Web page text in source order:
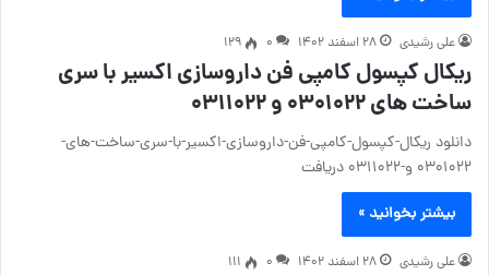
علی رشیدی ۲۸ اسفند ۱۴۰۲ ۰ 129
ریکال کپسول کامپی فن داروسازی اکسیر با سری
ساخت های ۰۳۰۱۰۲۲ و ۰۳۱۱۰۲۲
دانلود ریکال-کپسول-کامپی-فن-داروسازی-اکسیر-با-سری-ساخت-های-
۰۳۰۱۰۲۲ و-۰۳۱۱۰۲۲ دریافت
بیشتر بخوانید »
علی رشیدی ۲۸ اسفند ۱۴۰۲ ۰ 111